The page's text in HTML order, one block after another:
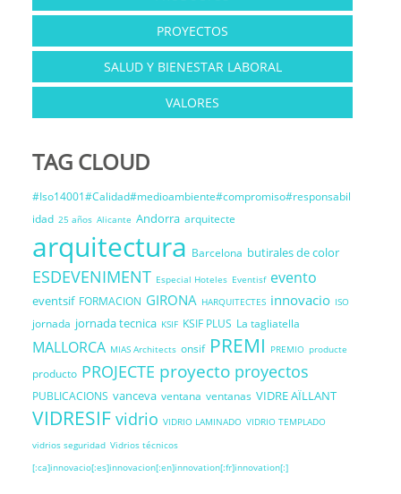
PROYECTOS
SALUD Y BIENESTAR LABORAL
VALORES
TAG CLOUD
#Iso14001#Calidad#medioambiente#compromiso#responsabil
idad 25 años Alicante Andorra arquitecte
arquitectura Barcelona butirales de color
ESDEVENIMENT Especial Hoteles Eventisf evento
eventsif FORMACION GIRONA HARQUITECTES innovacio ISO
jornada jornada tecnica KSIF KSIF PLUS La tagliatella
MALLORCA MIAS Architects onsif PREMI PREMIO producte
producto PROJECTE proyecto proyectos
PUBLICACIONS vanceva ventana ventanas VIDRE AÏLLANT
VIDRESIF vidrio VIDRIO LAMINADO VIDRIO TEMPLADO
vidrios seguridad Vidrios técnicos
[:ca]innovacio[:es]innovacion[:en]innovation[:fr]innovation[:]